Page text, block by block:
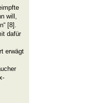
will,
[8].
dafür
erwägt